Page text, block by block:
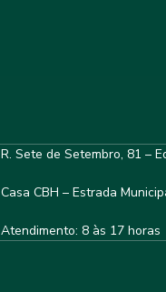
R. Sete de Setembro, 81 –
Casa CBH – Estrada
Atendimento: 8 às 17 horas